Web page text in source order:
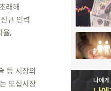
래해
규 인력
율,
등 시장의
모집시장